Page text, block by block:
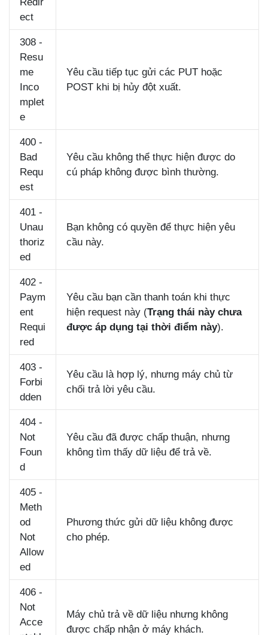
ect
308 -
Resu
me
Inco
mplet
e
Yêu cầu tiếp tục gửi các PUT hoặc
POST khi bị hủy đột xuất.
400 -
Bad
Requ
est
Yêu cầu không thể thực hiện được do
cú pháp không được bình thường.
401 -
Unau
thoriz
ed
Bạn không có quyền để thực hiện yêu
cầu này.
402 -
Paym
ent
Requi
red
Yêu cầu bạn cần thanh toán khi thực
hiện request này (Trạng thái này chưa
được áp dụng tại thời điểm này).
403 -
Forbi
dden
Yêu cầu là hợp lý, nhưng máy chủ từ
chối trả lời yêu cầu.
404 -
Not
Foun
d
Yêu cầu đã được chấp thuận, nhưng
không tìm thấy dữ liệu để trả về.
405 -
Meth
od
Not
Allow
ed
Phương thức gửi dữ liệu không được
cho phép.
406 -
Not
Acce
Máy chủ trả về dữ liệu nhưng không
được chấp nhận ở máy khách.